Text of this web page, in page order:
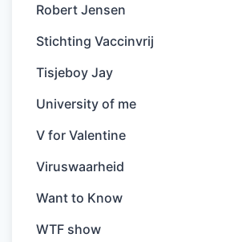
Robert Jensen
Stichting Vaccinvrij
Tisjeboy Jay
University of me
V for Valentine
Viruswaarheid
Want to Know
WTF show